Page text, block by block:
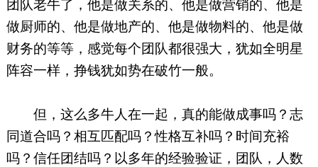
团队老牛了，他是做关系的、他是做营销的、他是
做厨师的、他是做地产的、他是做物料的、他是做
财务的等等，感觉每个团队都很强大，犹如全明星
阵容一样，挣钱犹如势在破竹一般。
但，这么多牛人在一起，真的能做成事吗？志
同道合吗？相互匹配吗？性格互补吗？时间充裕
吗？信任团结吗？以多年的经验验证，团队，人数